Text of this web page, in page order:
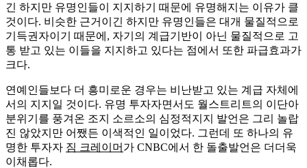
긴 하지만 유명인들이 지지하기 때문에 유명해지는 이유가 클
것이다. 비슷한 근거이긴 하지만 유명인들은 대개 물질적으로
기득권자이기 때문에, 자기의 계급기반이 아닌 물질적으로 고
통 받고 있는 이들을 지지하고 있다는 점에서 또한 파급효과가
크다.
연예인들보다 더 흥미로운 경우는 비난받고 있는 계급 자체에
서의 지지일 것이다. 유명 투자자면서도 월스트리트의 이단아
분위기를 풍겨온 조지 소르소의 심정적지지 발언은 그리 놀랍
진 않았지만 어쨌든 이색적인 일이었다. 그런데 또 하나의 유
명한 투자자 짐 크레이머 가 CNBC에서 한 돌출발언은 더더욱
이채롭다.